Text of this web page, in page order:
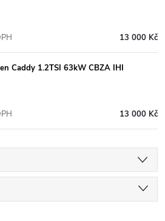
13 000 Kč
Caddy 1.2TSI 63kW CBZA IHI
13 000 Kč